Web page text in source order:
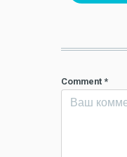
Comment *